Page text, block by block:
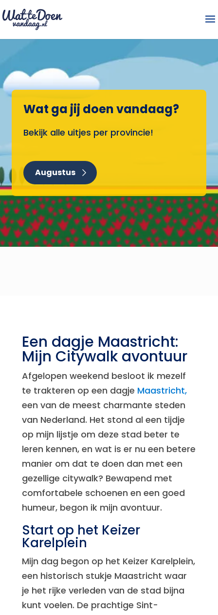
Wat ga jij doen vandaag?
Bekijk alle uitjes per provincie!
Augustus
Een dagje Maastricht:
Mijn Citywalk avontuur
Afgelopen weekend besloot ik mezelf
te trakteren op een dagje Maastricht,
een van de meest charmante steden
van Nederland. Het stond al een tijdje
op mijn lijstje om deze stad beter te
leren kennen, en wat is er nu een betere
manier om dat te doen dan met een
gezellige citywalk? Bewapend met
comfortabele schoenen en een goed
humeur, begon ik mijn avontuur.
Start op het Keizer
Karelplein
Mijn dag begon op het Keizer Karelplein,
een historisch stukje Maastricht waar
je het rijke verleden van de stad bijna
kunt voelen. De prachtige Sint-